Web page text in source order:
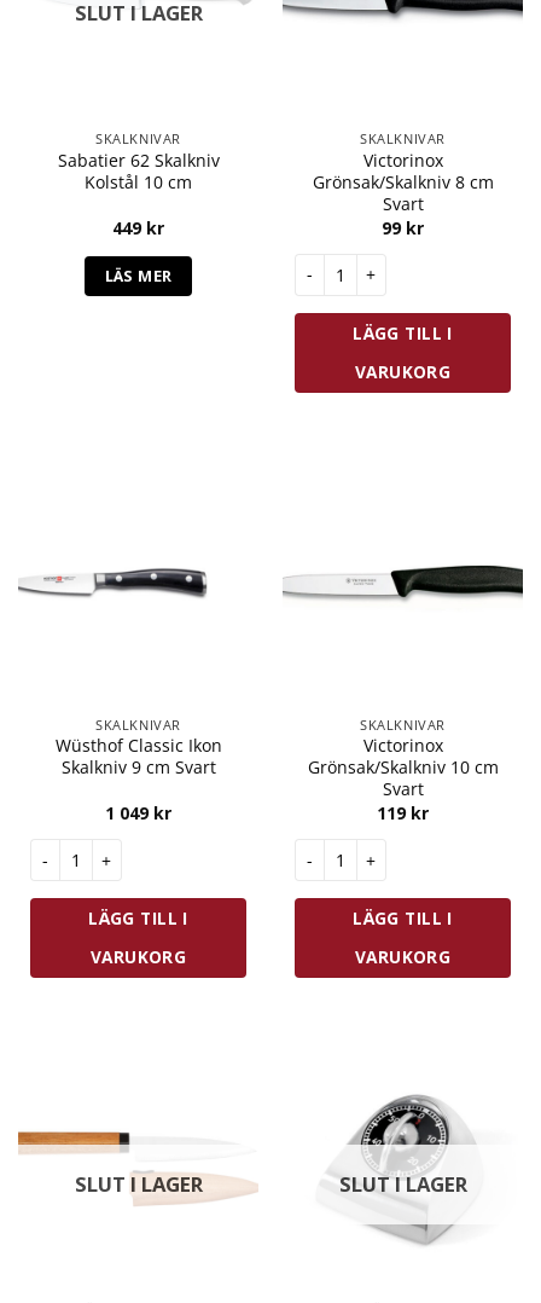
SLUT I LAGER
SKALKNIVAR
Sabatier 62 Skalkniv
Kolstål 10 cm
449 kr
LÄS MER
SKALKNIVAR
Victorinox
Grönsak/Skalkniv 8 cm
Svart
99 kr
Victorinox Grönsak/Skalkniv 8
LÄGG TILL I
VARUKORG
SKALKNIVAR
Wüsthof Classic Ikon
Skalkniv 9 cm Svart
1 049 kr
Wüsthof Classic Ikon Skalkniv 9 cm Svart mängd
LÄGG TILL I
VARUKORG
SKALKNIVAR
Victorinox
Grönsak/Skalkniv 10 cm
Svart
119 kr
Victorinox Grönsak/Skalkniv
LÄGG TILL I
VARUKORG
SLUT I LAGER SLUT I LAGER